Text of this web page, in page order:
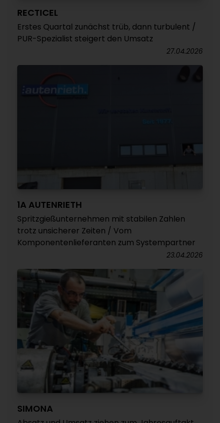
RECTICEL
Erstes Quartal zunächst trüb, dann turbulent /
PUR-Spezialist steigert den Umsatz
27.04.2026
1A AUTENRIETH
Spritzgießunternehmen mit stabilen Zahlen
trotz unsicherer Zeiten / Vom
Komponentenlieferanten zum Systempartner
23.04.2026
SIMONA